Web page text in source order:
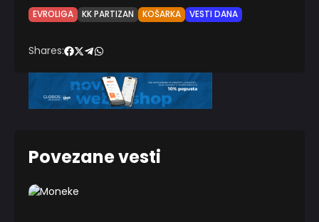
EVROLIGA
KK PARTIZAN KOŠARKA VESTI DANA
Shares:
Povezane vesti